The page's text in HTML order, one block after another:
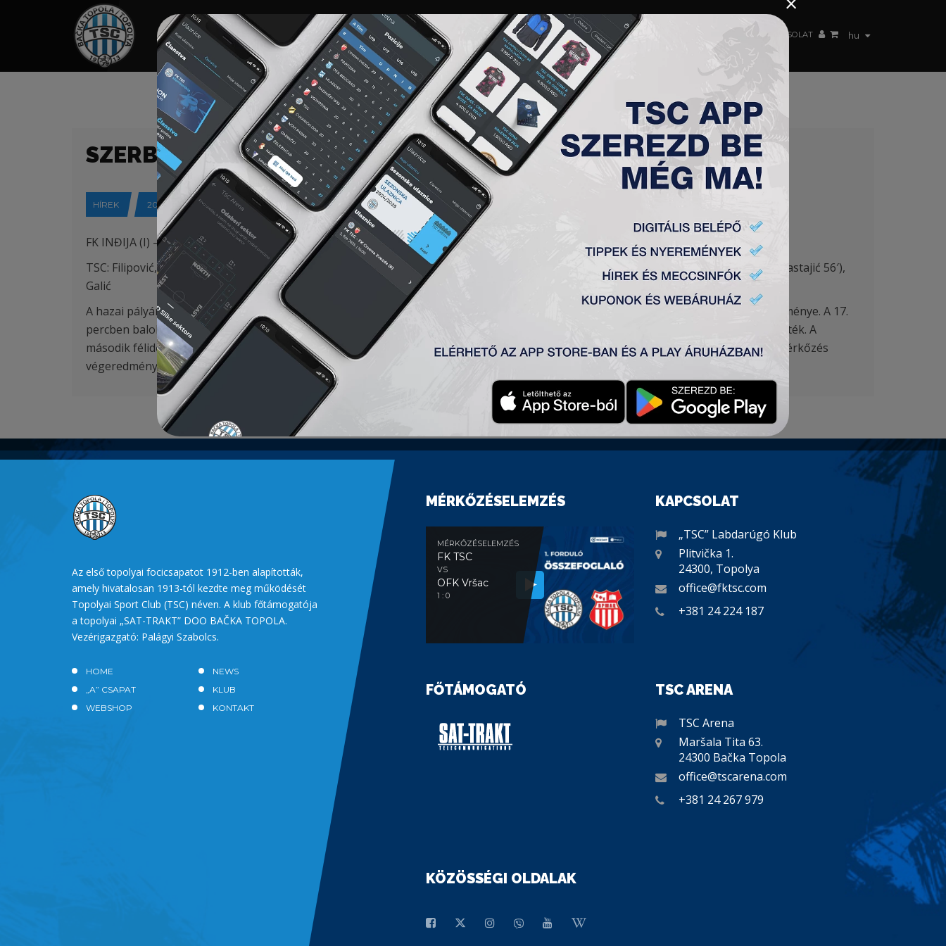
hu
HOME TÁMOGATÓK NEWS GALÉRIA „A” CSAPAT TAGSÁG JEGYEK AKKREDITÁCIÓ KLUB AKADÉMIA NŐI CSAPAT KAPCSOLAT
SZERB ELSŐ LIGA BAJNOKI MÉRKŐZÉSE – 6. FORDULÓ
HÍREK 2018-09-09
FK INĐIJA (I) – FK TSC
TSC: Filipović, Svitić, Ponjević, Babić, Branković, Tomanović (Milićević 77′), Sinkovits (Milisavljević 56′), Čordašić, Szilágyi, Arsenijević (Bastajić 56′),
Galić
A hazai pályán játszó Inđija csapata a játék kezdetétől egyértelműen uralta a pályát. Ügyes kezdeményezéseiknek meg is lett az eredménye. A 17.
percben baloldali áttöréssel labdához jutottak és megszerezték első góljukat. Az első félidő hosszabbításában előnyüket 2:0-ra növelték. A
második félidőben is kiváló játékot mutató Inđija a TSC két egymást követő hibája után, az 56. és a 64. percben végleg eldöntötte a mérkőzés
végeredményét. Ez a meccs 4:0-lal zárult.
Az első topolyai focicsapatot 1912-ben alapították,
amely hivatalosan 1913-tól kezdte meg működését
Topolyai Sport Club (TSC) néven. A klub főtámogatója
a topolyai „SAT-TRAKT” DOO BAČKA TOPOLA.
Vezérigazgató: Palágyi Szabolcs.
HOME
NEWS
„A” CSAPAT
KLUB
WEBSHOP
KONTAKT
MÉRKŐZÉSELEMZÉS
MÉRKŐZÉSELEMZÉS
FK TSC
VS
OFK Vršac
1 : 0
KAPCSOLAT
„TSC” Labdarúgó Klub
Plitvička 1.
24300, Topolya
office@fktsc.com
+381 24 224 187
FŐTÁMOGATÓ TSC ARENA
TSC Arena
Maršala Tita 63.
24300 Bačka Topola
office@tscarena.com
+381 24 267 979
KÖZÖSSÉGI OLDALAK